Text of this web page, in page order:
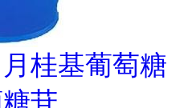
桂基葡萄糖
苷